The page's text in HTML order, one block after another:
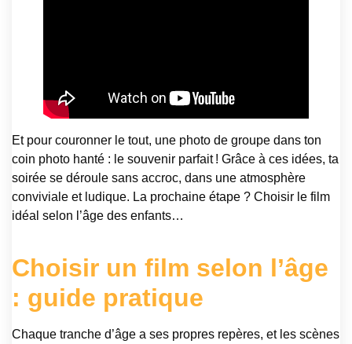
Et pour couronner le tout, une photo de groupe dans ton
coin photo hanté : le souvenir parfait ! Grâce à ces idées, ta
soirée se déroule sans accroc, dans une atmosphère
conviviale et ludique. La prochaine étape ? Choisir le film
idéal selon l’âge des enfants…
Choisir un film selon l’âge
: guide pratique
Chaque tranche d’âge a ses propres repères, et les scènes